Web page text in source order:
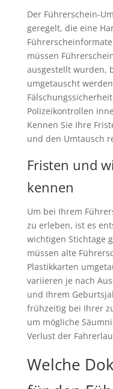
Der Führerschein-
geregelt, die eine
müssen
ausgestellt wurden,
umgetauscht
Polizeikontrollen
Kennen Sie Ihre
und den Umtausch
Fristen und
kennen
Um bei Ihrem
zu erleben, ist es
wichtigen Stichtage
müssen alte
Plastikkarten
variieren je nach
und Ihrem
frühzeitig bei Ihrer
um mögliche
Verlust der
Welche